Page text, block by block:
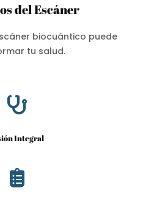
del Escáner
biocuántico puede
tu salud.

Integral
